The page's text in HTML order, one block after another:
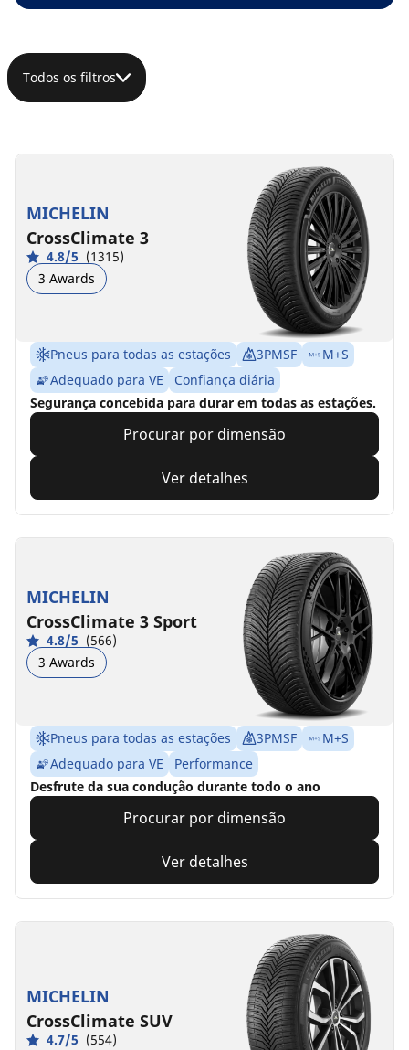
Todos os filtros
MICHELIN
CrossClimate 3
4.8/5 (1315)
3 Awards
Pneus para todas as estações 3PMSF
M+S
Adequado para VE
Confiança diária
Segurança concebida para durar em todas as estações.
Procurar por dimensão
Ver detalhes
MICHELIN
CrossClimate 3 Sport
4.8/5 (566)
3 Awards
Pneus para todas as estações 3PMSF
M+S
Adequado para VE
Performance
Desfrute da sua condução durante todo o ano
Procurar por dimensão
Ver detalhes
MICHELIN
CrossClimate SUV
4.7/5 (554)